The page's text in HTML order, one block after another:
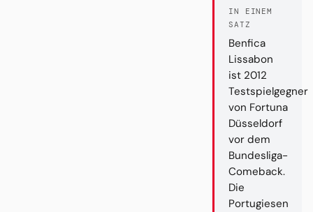
IN EINEM
SATZ
Benfica
Lissabon
ist 2012
Testspielgegner
von Fortuna
Düsseldorf
vor dem
Bundesliga-
Comeback.
Die
Portugiesen